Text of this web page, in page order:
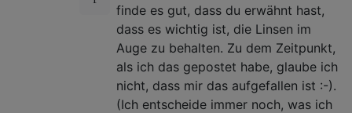
finde es gut, dass du erwähnt hast,
dass es wichtig ist, die Linsen im
Auge zu behalten. Zu dem Zeitpunkt,
als ich das gepostet habe, glaube ich
nicht, dass mir das aufgefallen ist :-).
(Ich entscheide immer noch, was ich